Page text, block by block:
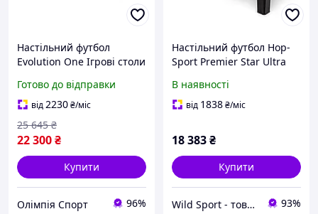
Настільний футбол
Evolution One Ігрові столи
Готово до відправки
від2230₴/міс
22 300₴
25 645 ₴
Купити
Олімпія Спорт 96%
Настільний футбол Hop-
Sport Premier Star Ultra
В наявності
від 1838₴/міс
18 383₴
Купити
Wild Sport - товари для спорту та відпочинку 93%